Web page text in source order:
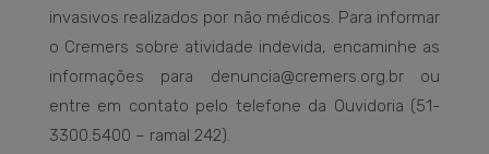
invasivos realizados por não médicos. Para informar
o Cremers sobre atividade indevida, encaminhe as
informações para denuncia@cremers.org.br ou
entre em contato pelo telefone da Ouvidoria (51-
3300.5400 – ramal 242).